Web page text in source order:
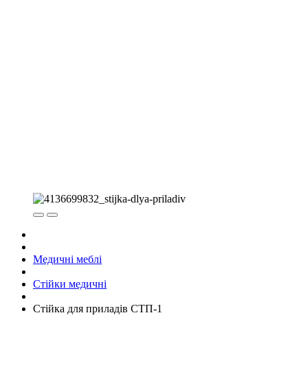
Медичні меблі
Стійки медичні
Стійка для приладів СТП-1